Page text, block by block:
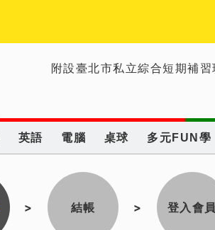
附設臺北市私立綜合短期補習
英語 電腦 桌球 多元FUN學
> 結帳 > 登入會員